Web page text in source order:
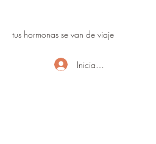
tus hormonas se van de viaje
Iniciar sesión